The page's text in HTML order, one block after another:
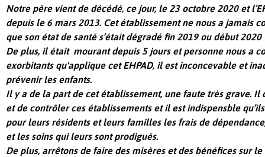
Notre père vient de décédé, ce jour, le 23 octobre 2020 et
depuis le 6 mars 2013. Cet établissementne nous a jamais
que son état de santé s’était dégradé fin 2019 ou début 2020
De plus, il était mourant depuis 5 jours et personne nous a
exorbitants qu'applique cet EHPAD, il est inconcevable et
prévenir les enfants.
Il y a de la part de cet établissement, une faute très grave.
et de contrôler ces établissements et il est indispensble
pourleursrésidents et leurs familles les frais de
et les soins qui leurs sontprodigués.
De plus, arrêtons de faire des misères et des bénéfices sur